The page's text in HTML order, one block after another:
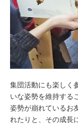
集団活動にも楽しく
いな姿勢を維持する
姿勢が崩れているお
れたりと、その成長